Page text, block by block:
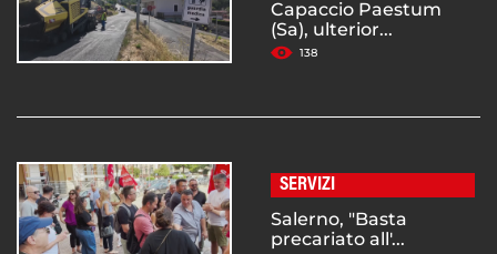
Capaccio Paestum
(Sa), ulterior...
138
SERVIZI
Salerno, "Basta
precariato all'...